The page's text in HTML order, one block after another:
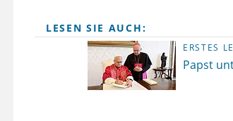
LESEN SIE AUCH:
ERSTES
Papst